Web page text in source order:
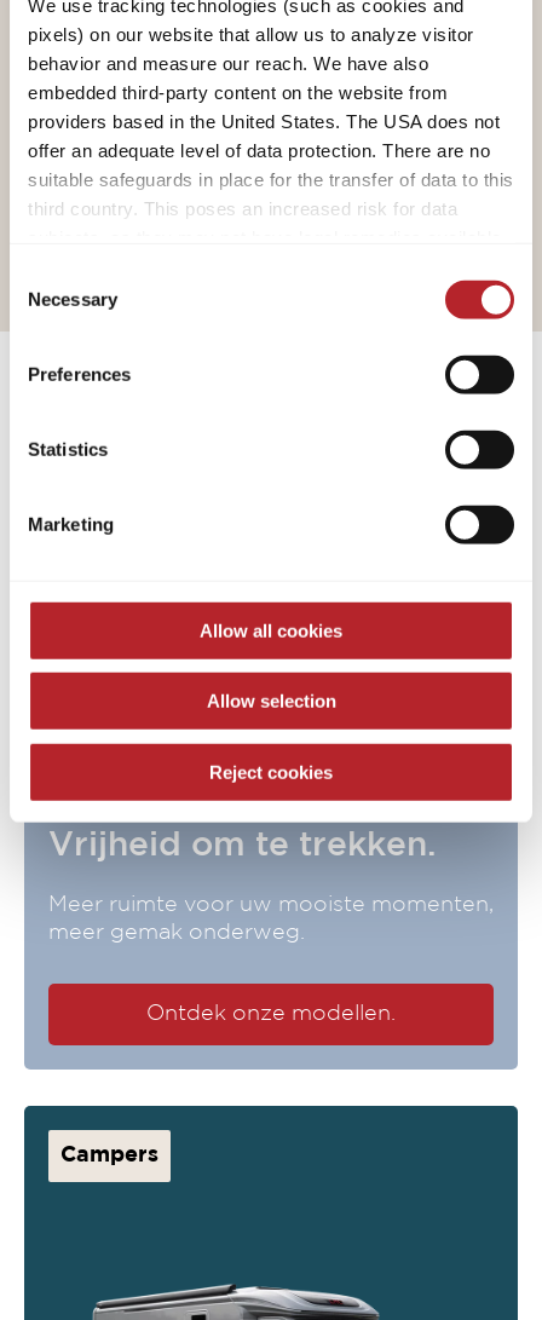
We use tracking technologies (such as cookies and
pixels) on our website that allow us to analyze visitor
behavior and measure our reach. We have also
embedded third-party content on the website from
providers based in the United States. The USA does not
offer an adequate level of data protection. There are no
suitable safeguards in place for the transfer of data to this
third country. This poses an increased risk for data
purposes and combine it with other data. For more
By accepting or selecting individual cookies/services in
data for the purposes mentioned. Consent is voluntary,
not required to visit the website, and can be revoked at
the necessary cookies will be set on the website, which
Selection
Necessary
Preferences
Statistics
Marketing
Allow all cookies
Allow selection
Reject cookies
Cookie vereist
Sta de marketingcookies toe om
deze video te bekijken
Open de cookie-instellingen
Caravans
Vrijheid om te trekken.
Meer ruimte voor uw mooiste momenten,
meer gemak onderweg.
Ontdek onze modellen.
Campers